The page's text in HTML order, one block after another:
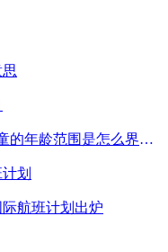
网上购买机票，机票婴儿和儿童的年龄范围是怎么界定的？
划
航班计划出炉